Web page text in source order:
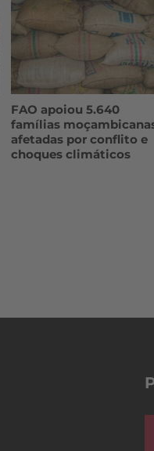
FAO apoiou 5.640
famílias
afetadas por conflito e
choques climáticos